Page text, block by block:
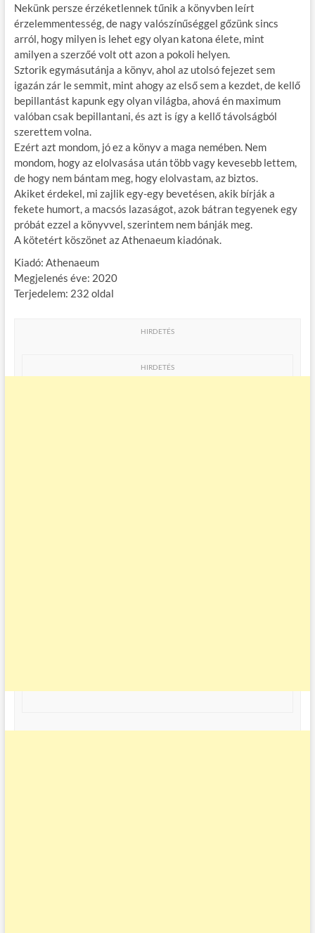
Nekünk persze érzéketlennek tűnik a könyvben leírt
érzelemmentesség, de nagy valószínűséggel gőzünk sincs
arról, hogy milyen is lehet egy olyan katona élete, mint
amilyen a szerzőé volt ott azon a pokoli helyen.
Sztorik egymásutánja a könyv, ahol az utolsó fejezet sem
igazán zár le semmit, mint ahogy az első sem a kezdet, de kellő
bepillantást kapunk egy olyan világba, ahová én maximum
valóban csak bepillantani, és azt is így a kellő távolságból
szerettem volna.
Ezért azt mondom, jó ez a könyv a maga nemében. Nem
mondom, hogy az elolvasása után több vagy kevesebb lettem,
de hogy nem bántam meg, hogy elolvastam, az biztos.
Akiket érdekel, mi zajlik egy-egy bevetésen, akik bírják a
fekete humort, a macsós lazaságot, azok bátran tegyenek egy
próbát ezzel a könyvvel, szerintem nem bánják meg.
A kötetért köszönet az Athenaeum kiadónak.
Kiadó: Athenaeum
Megjelenés éve: 2020
Terjedelem: 232 oldal
HIRDETÉS
HIRDETÉS